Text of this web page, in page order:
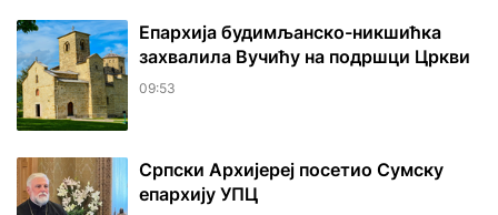
Епархија будимљанско-никшићка
захвалила Вучићу на подршци Цркви
09:53
Српски Архијереј посетио Сумску
епархију УПЦ